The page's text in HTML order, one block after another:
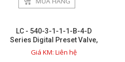
LC - 540-3-1-1-1-B-4-D
Series Digital Preset Valve,
3in 150# Flat face flange
(Ductile Iron, FF), 24VDC - 1
Giá KM: Liên hệ